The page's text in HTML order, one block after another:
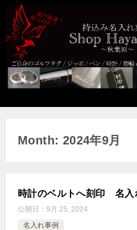
Month: 2024年9月
時計のベルトへ刻印 名入
公開日： 9月 25, 2024
名入れ事例